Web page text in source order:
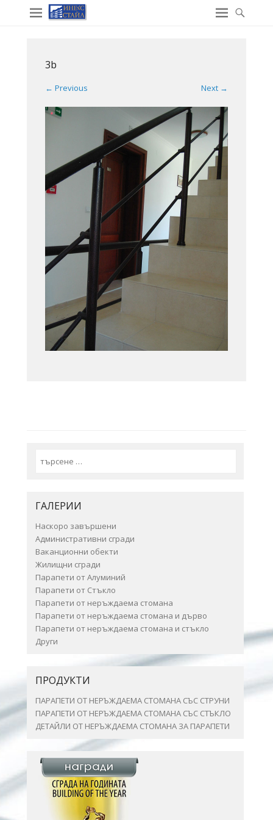
3b
← Previous Next →
ГАЛЕРИИ
Наскоро завършени
Административни сгради
Ваканционни обекти
Жилищни сгради
Парапети от Алуминий
Парапети от Стъкло
Парапети от неръждаема стомана
Парапети от неръждаема стомана и дърво
Парапети от неръждаема стомана и стъкло
Други
ПРОДУКТИ
ПАРАПЕТИ ОТ НЕРЪЖДАЕМА СТОМАНА СЪС СТРУНИ
ПАРАПЕТИ ОТ НЕРЪЖДАЕМА СТОМАНА СЪС СТЪКЛО
ДЕТАЙЛИ ОТ НЕРЪЖДАЕМА СТОМАНА ЗА ПАРАПЕТИ